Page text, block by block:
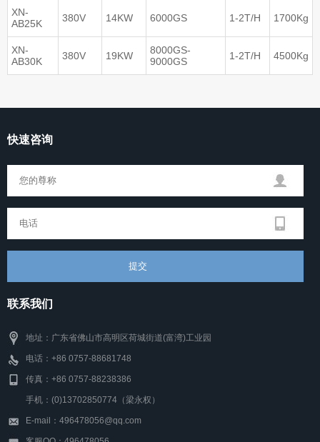
XN-
AB25K
380V 14KW 6000GS 1-2T/H 1700Kg
XN-
AB30K
380V 19KW
8000GS-
9000GS
1-2T/H 4500Kg
快速咨询
联系我们
地址：广东省佛山市高明区荷城街道(富湾)工业园
电话：+86 0757-88681748
传真：+86 0757-88238386
手机：(0)13702850774（梁永权）
E-mail：496478056@qq.com